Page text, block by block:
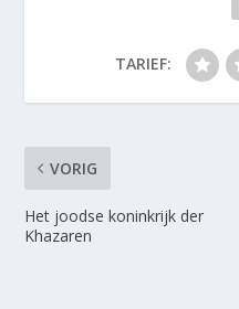
TARIEF:
VORIG
Het joodse koninkrijk der
Khazaren